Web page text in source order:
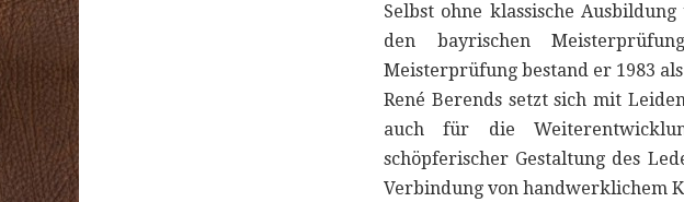
Selbst ohne klassische
den bayrischen
Meisterprüfung bestand er 1983
René Berends setzt sich mit
auch für die
schöpferischer Gestaltung des
Verbindung von handwerklichem